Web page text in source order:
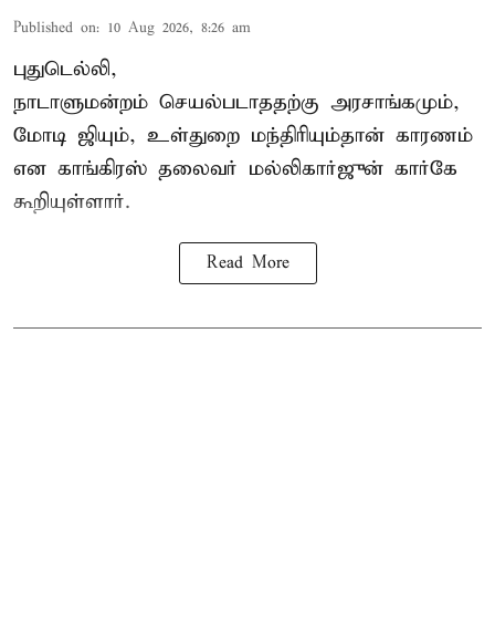
Published on: 10 Aug 2026, 8:26 am
புதுடெல்லி,
நாடாளுமன்றம் செயல்படாததற்கு அரசாங்கமும்,
மோடி ஜியும், உள்துறை மந்திரியும்தான் காரணம்
என காங்கிரஸ் தலைவர் மல்லிகார்ஜுன் கார்கே
கூறியுள்ளார்.
Read More